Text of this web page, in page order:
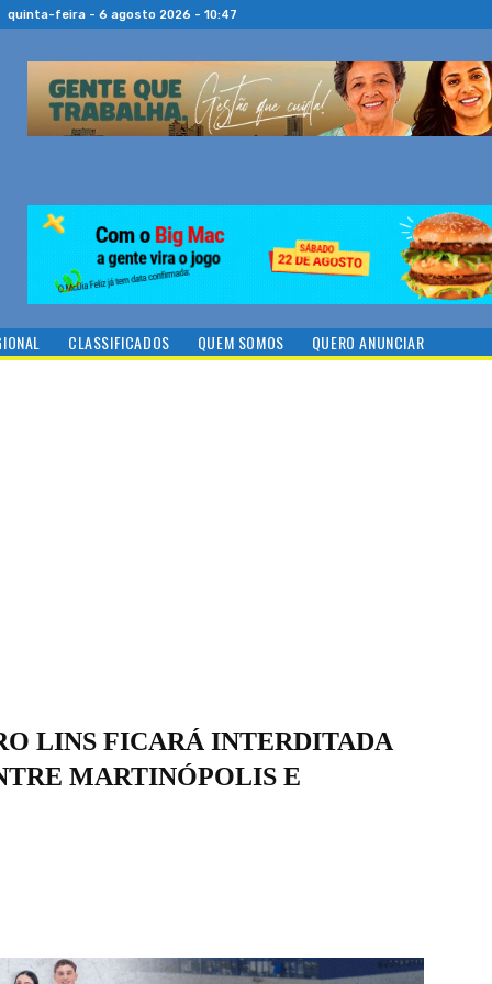
quinta-feira - 6 agosto 2026 - 10:47
CLASSIFICADOS QUEM SOMOS QUERO ANUNCIAR
LINS FICARÁ INTERDITADA
MARTINÓPOLIS E